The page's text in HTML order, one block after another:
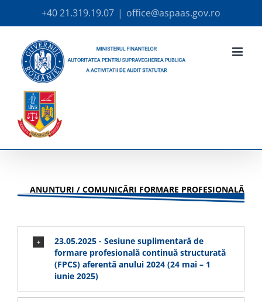
to
+40 21.319.19.07 | office@aspaas.gov.ro
ANUNȚURI / COMUNICĂRI FORMARE PROFESIONALĂ
23.05.2025 - Sesiune suplimentară de
formare profesională continuă structurată
(FPCS) aferentă anului 2024 (24 mai – 1
iunie 2025)